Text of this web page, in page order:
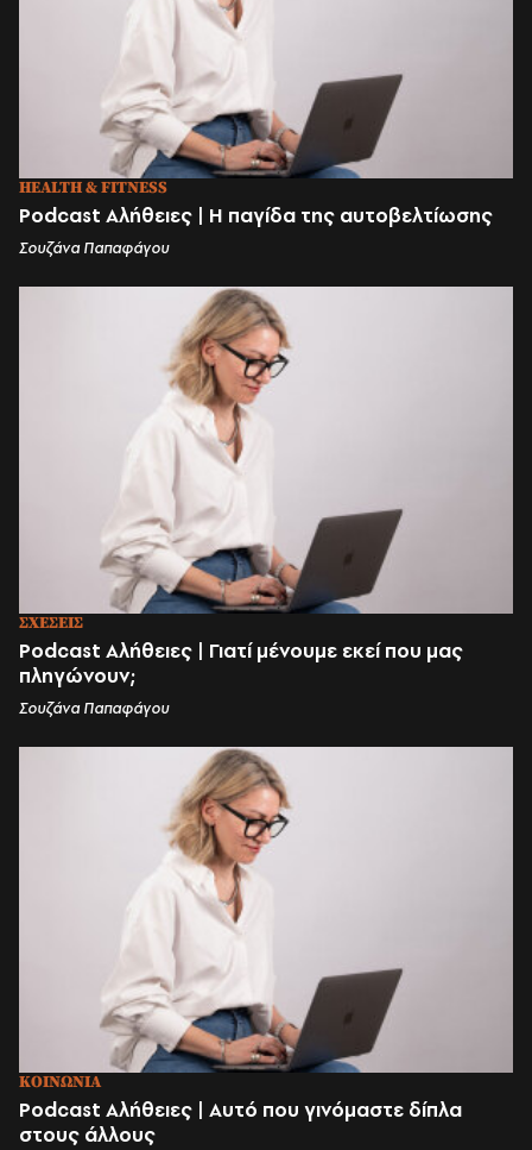
HEALTH & FITNESS
Podcast Αλήθειες | Η παγίδα της αυτοβελτίωσης
Σουζάνα Παπαφάγου
ΣΧΕΣΕΙΣ
Podcast Αλήθειες | Γιατί μένουμε εκεί που μας
πληγώνουν;
Σουζάνα Παπαφάγου
ΚΟΙΝΩΝΙΑ
Podcast Αλήθειες | Αυτό που γινόμαστε δίπλα
στους άλλους